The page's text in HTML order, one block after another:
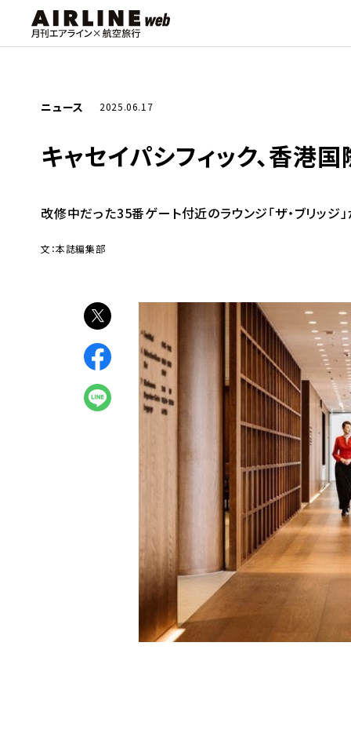
ニュース 2025.06.17
キャセイパシフィック、香港
改修中だった35番ゲート付近のラウンジ「ザ・ブリッ
文：本誌編集部